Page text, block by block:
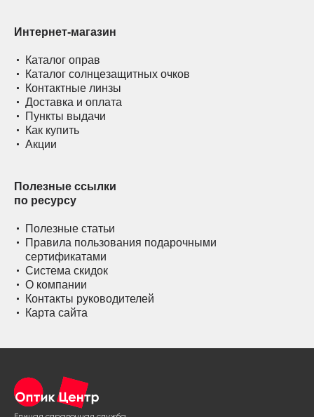
Интернет-магазин
Каталог оправ
Каталог солнцезащитных очков
Контактные линзы
Доставка и оплата
Пункты выдачи
Как купить
Акции
Полезные ссылки
по ресурсу
Полезные статьи
Правила пользования подарочными
сертификатами
Система скидок
О компании
Контакты руководителей
Карта сайта